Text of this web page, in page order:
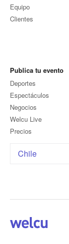
Equipo
Clientes
Publica tu evento
Deportes
Espectáculos
Negocios
Welcu Live
Precios
Chile